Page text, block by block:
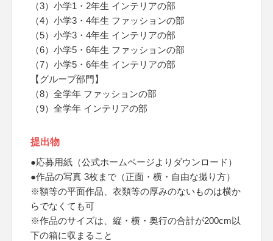
（3）小学1・2年生 インテリアの部
（4）小学3・4年生 ファッションの部
（5）小学3・4年生 インテリアの部
（6）小学5・6年生 ファッションの部
（7）小学5・6年生 インテリアの部
【グループ部門】
（8）全学年 ファッションの部
（9）全学年 インテリアの部
提出物
●応募用紙（公式ホームページよりダウンロード）
●作品の写真 3枚まで（正面・横・自由な撮り方）
※額等の平面作品、衣類等の厚みのないものは横か
らでなくても可
※作品のサイズは、縦・横・奥行の合計が200cm以
下の箱に収まること